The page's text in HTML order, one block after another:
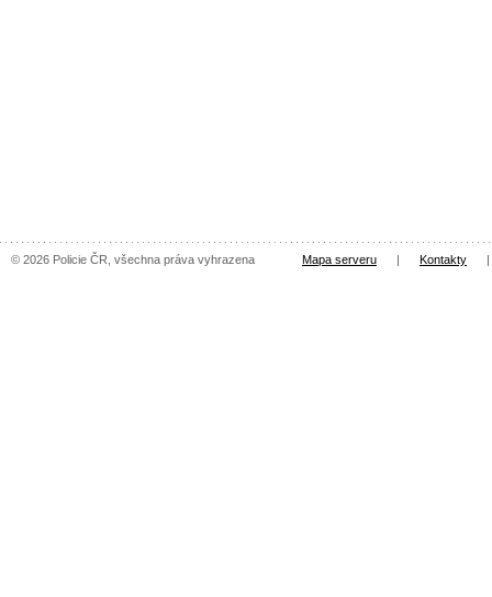
© 2026 Policie ČR, všechna práva vyhrazena Mapa serveru | Kontakty |